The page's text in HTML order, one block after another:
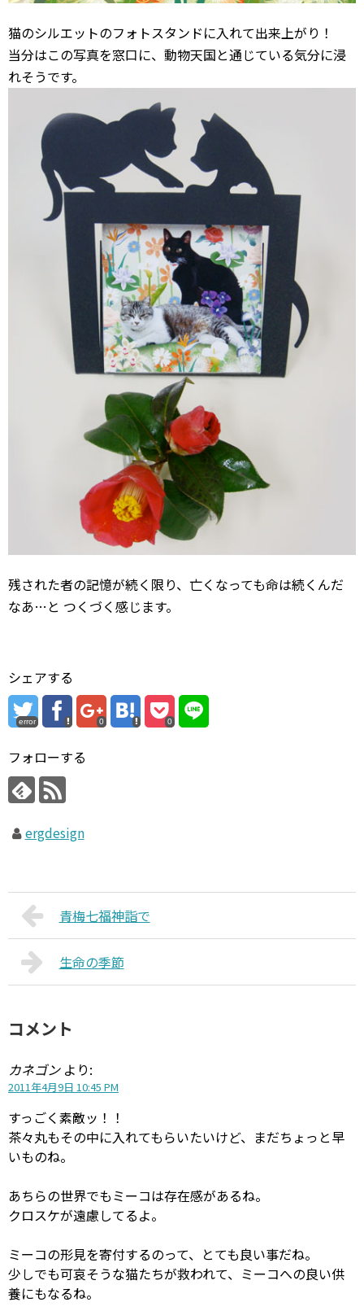
猫のシルエットのフォトスタンドに入れて出来上がり！
当分はこの写真を窓口に、動物天国と通じている気分に浸
れそうです。
残された者の記憶が続く限り、亡くなっても命は続くんだ
なあ…と つくづく感じます。
シェアする
error 0 0
フォローする
ergdesign
青梅七福神詣で
生命の季節
コメント
カネゴン より:
2011年4月9日 10:45 PM
すっごく素敵ッ！！
茶々丸もその中に入れてもらいたいけど、まだちょっと早
いものね。
あちらの世界でもミーコは存在感があるね。
クロスケが遠慮してるよ。
ミーコの形見を寄付するのって、とても良い事だね。
少しでも可哀そうな猫たちが救われて、ミーコへの良い供
養にもなるね。